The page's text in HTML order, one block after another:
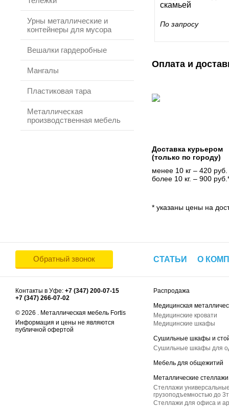
Урны металлические и
контейнеры для мусора
Вешалки гардеробные
Мангалы
Пластиковая тара
Металлическая
производственная мебель
скамьей
По запросу
Оплата и
Доставка курьером
(только по городу)
менее 10 кг – 420 руб.
более 10 кг. – 900
* указаны цены на
Обратный звонок СТАТЬИ О
Контакты в Уфе: +7 (347) 200-07-15
+7 (347) 266-07-02
© 2026 . Металлическая мебель Fortis
Информация и цены не являются
публичной офертой
Распродажа
Медицинская
Медицинские кровати
Медицинские шкафы
Сушильные шкафы и
Сушильные шкафы для
Мебель для общежитий
Металлические стеллажи
Стеллажи
грузоподъемностью до
Стеллажи для офиса и